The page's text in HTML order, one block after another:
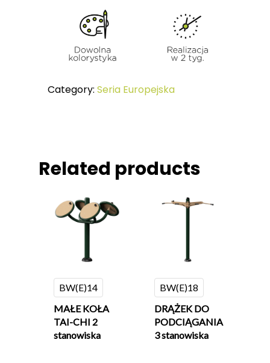
Category: Seria Europejska
Related products
BW(E)14
MAŁE KOŁA
TAI-CHI 2
stanowiska
BW(E)18
DRĄŻEK DO
PODCIĄGANIA
3 stanowiska
SERIA KIDS
Dzieci
MAŁA ARCHITEKTURA
Referencje
Certyfikaty